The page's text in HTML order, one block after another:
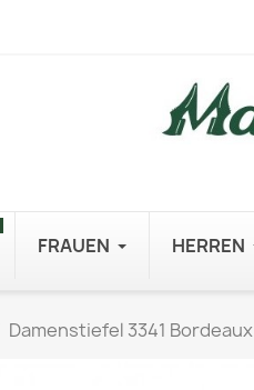
FRAUEN HERREN
Damenstiefel 3341 Bordeaux